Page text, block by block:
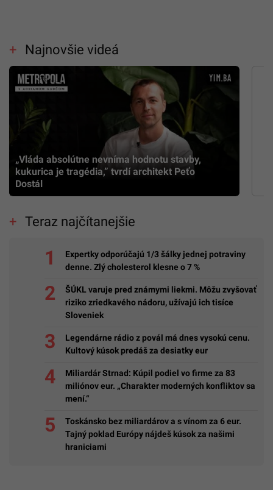
Najnovšie videá
„Vláda absolútne nevníma hodnotu stavby,
kukurica je tragédia,” tvrdí architekt Peťo
Dostál
Teraz najčítanejšie
Expertky odporúčajú 1/3 šálky jednej potraviny
denne. Zlý cholesterol klesne o 7 %
ŠÚKL varuje pred známymi liekmi. Môžu zvyšovať
riziko zriedkavého nádoru, užívajú ich tisíce
Sloveniek
Legendárne rádio z povál má dnes vysokú cenu.
Kultový kúsok predáš za desiatky eur
Miliardár Strnad: Kúpil podiel vo firme za 83
miliónov eur. „Charakter moderných konfliktov sa
mení.“
Toskánsko bez miliardárov a s vínom za 6 eur.
Tajný poklad Európy nájdeš kúsok za našimi
hraniciami